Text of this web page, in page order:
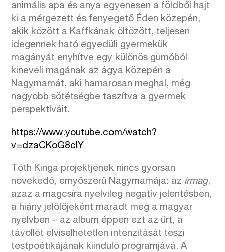
animális apa és anya egyenesen a földből hajt
ki a mérgezett és fenyegető Éden közepén,
akik között a Kaffkának öltözött, teljesen
idegennek ható egyedüli gyermekük
magányát enyhítve egy különös gumóból
kineveli magának az ágya közepén a
Nagymamát, aki hamarosan meghal, még
nagyobb sötétségbe taszítva a gyermek
perspektíváit.
https://www.youtube.com/watch?
v=dzaCKoG8clY
Tóth Kinga projektjének nincs gyorsan
növekedő, ernyőszerű Nagymamája: az írmag,
azaz a magcsíra nyelvileg negatív jelentésben,
a hiány jelölőjeként maradt meg a magyar
nyelvben – az album éppen ezt az űrt, a
távollét elviselhetetlen intenzitását teszi
testpoétikájának kiinduló programjává. A